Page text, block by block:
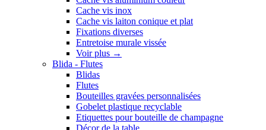
Cache vis inox
Cache vis laiton conique et plat
Fixations diverses
Entretoise murale vissée
Voir plus →
Blida - Flutes
Blidas
Flutes
Bouteilles gravées personnalisées
Gobelet plastique recyclable
Etiquettes pour bouteille de champagne
Décor de la table